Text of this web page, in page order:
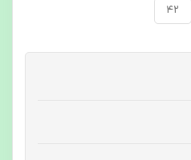
٤٢